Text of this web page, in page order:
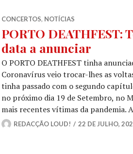
CONCERTOS, NOTÍCIAS
PORTO
data a anunciar
O PORTO DEATHFEST tinha
Coronavírus veio trocar-lhes as
tinha passado com o segundo
no próximo dia 19 de Setembro, no
mais recentes vítimas da pandemia.
REDACÇÃO LOUD! 22 DE JULHO,